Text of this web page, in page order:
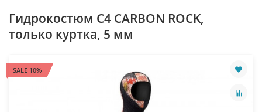
Гидрокостюм C4 CARBON ROCK,
только куртка, 5 мм
SALE 10%